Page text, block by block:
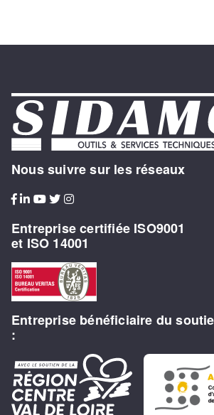
Nous suivre sur les réseaux
Entreprise certifiée ISO9001
et ISO 14001
Entreprise bénéficiaire du
: